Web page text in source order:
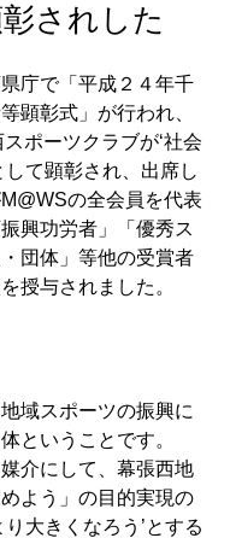
されした
庁で「平成２４年千
顕彰式」が行われ、
ポーツクラブが‘社会
して顕彰され、出席し
の全会員を代表
興功労者」「優秀ス
団体」等他の受賞者
授与されました。
域スポーツの振興に
ということです。
介にして、幕張西地
よう」の目的実現の
り大きくなろう’とする